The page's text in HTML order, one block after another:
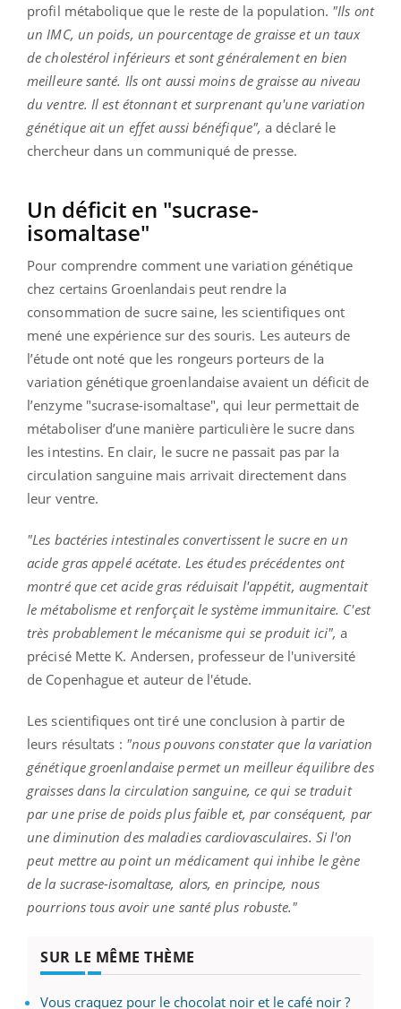
profil métabolique que le reste de la population. "Ils ont
un IMC, un poids, un pourcentage de graisse et un taux
de cholestérol inférieurs et sont généralement en bien
meilleure santé. Ils ont aussi moins de graisse au niveau
du ventre. Il est étonnant et surprenant qu'une variation
génétique ait un effet aussi bénéfique", a déclaré le
chercheur dans un communiqué de presse.
Un déficit en "sucrase-
isomaltase"
Pour comprendre comment une variation génétique
chez certains Groenlandais peut rendre la
consommation de sucre saine, les scientifiques ont
mené une expérience sur des souris. Les auteurs de
l’étude ont noté que les rongeurs porteurs de la
variation génétique groenlandaise avaient un déficit de
l’enzyme "sucrase-isomaltase", qui leur permettait de
métaboliser d’une manière particulière le sucre dans
les intestins. En clair, le sucre ne passait pas par la
circulation sanguine mais arrivait directement dans
leur ventre.
"Les bactéries intestinales convertissent le sucre en un
acide gras appelé acétate. Les études précédentes ont
montré que cet acide gras réduisait l'appétit, augmentait
le métabolisme et renforçait le système immunitaire. C'est
très probablement le mécanisme qui se produit ici", a
précisé Mette K. Andersen, professeur de l'université
de Copenhague et auteur de l'étude.
Les scientifiques ont tiré une conclusion à partir de
leurs résultats : "nous pouvons constater que la variation
génétique groenlandaise permet un meilleur équilibre des
graisses dans la circulation sanguine, ce qui se traduit
par une prise de poids plus faible et, par conséquent, par
une diminution des maladies cardiovasculaires. Si l'on
peut mettre au point un médicament qui inhibe le gène
de la sucrase-isomaltase, alors, en principe, nous
pourrions tous avoir une santé plus robuste."
SUR LE MÊME THÈME
Vous craquez pour le chocolat noir et le café noir ?